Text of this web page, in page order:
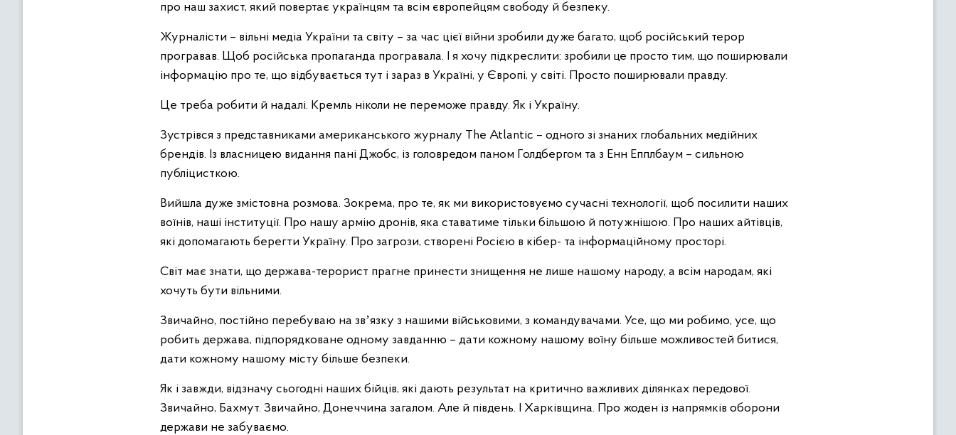
про наш захист, який повертає українцям та всім європейцям свободу й безпеку.
Журналісти – вільні медіа України та світу – за час цієї війни зробили дуже багато, щоб російський терор
програвав. Щоб російська пропаганда програвала. І я хочу підкреслити: зробили це просто тим, що поширювали
інформацію про те, що відбувається тут і зараз в Україні, у Європі, у світі. Просто поширювали правду.
Це треба робити й надалі. Кремль ніколи не переможе правду. Як і Україну.
Зустрівся з представниками американського журналу The Atlantic – одного зі знаних глобальних медійних
брендів. Із власницею видання пані Джобс, із головредом паном Голдбергом та з Енн Епплбаум – сильною
публіцисткою.
Вийшла дуже змістовна розмова. Зокрема, про те, як ми використовуємо сучасні технології, щоб посилити наших
воїнів, наші інституції. Про нашу армію дронів, яка ставатиме тільки більшою й потужнішою. Про наших айтівців,
які допомагають берегти Україну. Про загрози, створені Росією в кібер- та інформаційному просторі.
Світ має знати, що держава-терорист прагне принести знищення не лише нашому народу, а всім народам, які
хочуть бути вільними.
Звичайно, постійно перебуваю на звʼязку з нашими військовими, з командувачами. Усе, що ми робимо, усе, що
робить держава, підпорядковане одному завданню – дати кожному нашому воїну більше можливостей битися,
дати кожному нашому місту більше безпеки.
Як і завжди, відзначу сьогодні наших бійців, які дають результат на критично важливих ділянках передової.
Звичайно, Бахмут. Звичайно, Донеччина загалом. Але й південь. І Харківщина. Про жоден із напрямків оборони
держави не забуваємо.